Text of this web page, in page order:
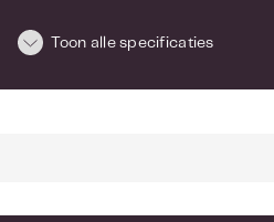
Toon alle specificaties